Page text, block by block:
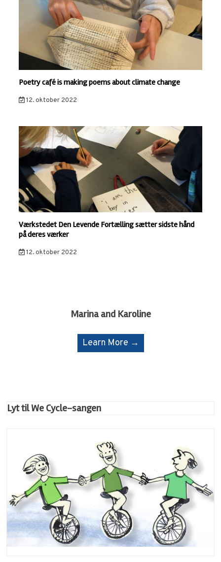
Poetry café is making poems about climate change
12. oktober 2022
Værkstedet Den Levende Fortælling sætter sidste hånd
på deres værker
12. oktober 2022
Marina and Karoline
Learn More →
Lyt til We Cycle-sangen